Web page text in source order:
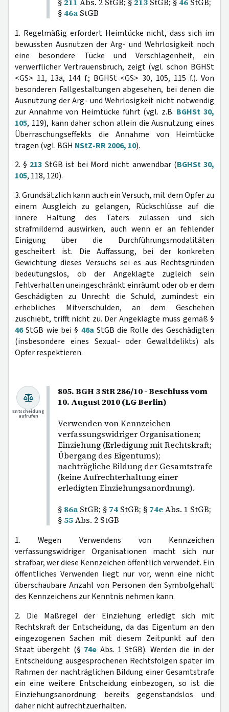
§ 46a StGB
1. Regelmäßig erfordert Heimtücke nicht, dass sich im
bewussten Ausnutzen der Arg- und Wehrlosigkeit noch
eine besondere Tücke und Verschlagenheit, ein
verwerflicher Vertrauensbruch, zeigt (vgl. schon BGHSt
<GS> 11, 13a, 144 f.; BGHSt <GS> 30, 105, 115 f.). Von
besonderen Fallgestaltungen abgesehen, bei denen die
Ausnutzung der Arg- und Wehrlosigkeit nicht notwendig
zur Annahme von Heimtücke führt (vgl. z.B. BGHSt 30,
105, 119), kann daher schon allein die Ausnutzung eines
Überraschungseffekts die Annahme von Heimtücke
tragen (vgl. BGH NStZ-RR 2006, 10).
2. § 213 StGB ist bei Mord nicht anwendbar (BGHSt 30,
105, 118, 120).
3. Grundsätzlich kann auch ein Versuch, mit dem Opfer zu
einem Ausgleich zu gelangen, Rückschlüsse auf die
innere Haltung des Täters zulassen und sich
strafmildernd auswirken, auch wenn er an fehlender
Einigung über die Durchführungsmodalitäten
gescheitert ist. Die Auffassung, bei der konkreten
Gewichtung dieses Versuchs sei es aus Rechtsgründen
bedeutungslos, ob der Angeklagte zugleich sein
Fehlverhalten uneingeschränkt einräumt oder ob er dem
Geschädigten zu Unrecht die Schuld, zumindest ein
erhebliches Mitverschulden, an dem Geschehen
zuschiebt, trifft nicht zu. Der Angeklagte muss gemäß §
46StGB wie bei § 46a StGB die Rolle des Geschädigten
(insbesondere eines Sexual- oder Gewaltdelikts) als
Opfer respektieren.
805. BGH 3 StR 286/10 - Beschluss vom
10. August 2010 (LG Berlin)
Verwenden von Kennzeichen
verfassungswidriger Organisationen;
Einziehung (Erledigung mit Rechtskraft;
Übergang des Eigentums);
nachträgliche Bildung der Gesamtstrafe
(keine Aufrechterhaltung einer
erledigten Einziehungsanordnung).
§ 86a StGB; § 74 StGB; § 74eAbs. 1 StGB;
§ 55Abs. 2 StGB
Entscheidung
aufrufen
1. Wegen Verwendens von Kennzeichen
verfassungswidriger Organisationen macht sich nur
strafbar, wer diese Kennzeichen öffentlich verwendet. Ein
öffentliches Verwenden liegt nur vor, wenn eine nicht
überschaubare Anzahl von Personen den Symbolgehalt
des Kennzeichens zur Kenntnis nehmen kann.
2. Die Maßregel der Einziehung erledigt sich mit
Rechtskraft der Entscheidung, da das Eigentum an den
eingezogenen Sachen mit diesem Zeitpunkt auf den
Staat übergeht (§ 74e Abs. 1 StGB). Werden die in der
Entscheidung ausgesprochenen Rechtsfolgen später im
Rahmen der nachträglichen Bildung einer Gesamtstrafe
ein eine weitere Entscheidung einbezogen, so ist die
Einziehungsanordnung bereits gegenstandslos und
daher nicht aufrechtzuerhalten.